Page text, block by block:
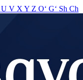
U V X Y Z O‘ G‘ Sh Ch